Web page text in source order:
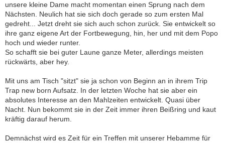
unsere kleine Dame macht momentan einen Sprung nach dem
Nächsten. Neulich hat sie sich doch gerade so zum ersten Mal
gedreht... Jetzt dreht sie sich auch schon zurück. Sie entwickelt so
ihre ganz eigene Art der Fortbewegung, hin, her und mit dem Popo
hoch und wieder runter.
So schafft sie bei guter Laune ganze Meter, allerdings meisten
rückwärts, aber hey.
Mit uns am Tisch "sitzt" sie ja schon von Beginn an in ihrem Trip
Trap new born Aufsatz. In der letzten Woche hat sie aber ein
absolutes Interesse an den Mahlzeiten entwickelt. Quasi über
Nacht. Nun bekommt sie in der Zeit immer ihren Beißring und kaut
kräftig darauf herum.
Demnächst wird es Zeit für ein Treffen mit unserer Hebamme für